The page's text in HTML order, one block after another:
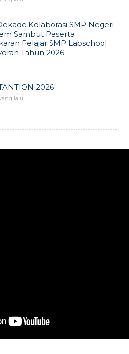
Kolaborasi SMP Negeri
Sambut Peserta
Pelajar SMP Labschool
Tahun 2026
2026
lalu